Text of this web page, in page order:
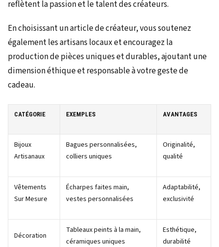
reflètent la passion et le talent des créateurs.
En choisissant un article de créateur, vous soutenez
également les artisans locaux et encouragez la
production de pièces uniques et durables, ajoutant une
dimension éthique et responsable à votre geste de
cadeau.
CATÉGORIE EXEMPLES AVANTAGES
Bijoux
Artisanaux
Bagues personnalisées,
colliers uniques
Originalité,
qualité
Vêtements
Sur Mesure
Écharpes faites main,
vestes personnalisées
Adaptabilité,
exclusivité
Décoration
Tableaux peints à la main,
céramiques uniques
Esthétique,
durabilité